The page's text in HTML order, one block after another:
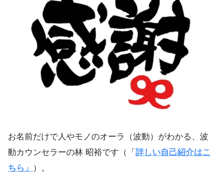
お名前だけで人やモノのオーラ（波動）がわかる、波
動カウンセラーの林 昭裕です（「 詳しい自己紹介はこ
ちら」 ）。